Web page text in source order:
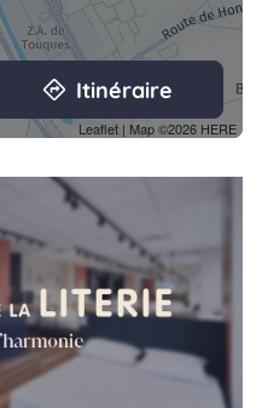
Leaflet | Map ©2026 HERE
Itinéraire